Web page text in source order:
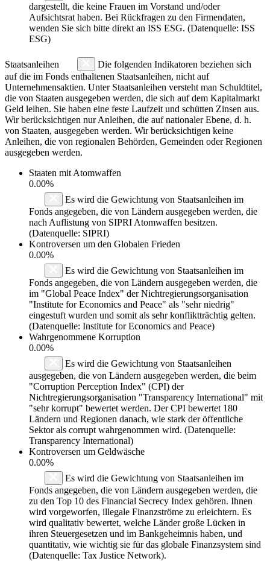
dargestellt, die keine Frauen im Vorstand und/oder
Aufsichtsrat haben. Bei Rückfragen zu den Firmendaten,
wenden Sie sich bitte direkt an ISS ESG. (Datenquelle: ISS
ESG)
Staatsanleihen
Die folgenden Indikatoren beziehen sich
auf die im Fonds enthaltenen Staatsanleihen, nicht auf
Unternehmensaktien. Unter Staatsanleihen versteht man Schuldtitel,
die von Staaten ausgegeben werden, die sich auf dem Kapitalmarkt
Geld leihen. Sie haben eine feste Laufzeit und schütten Zinsen aus.
Wir berücksichtigen nur Anleihen, die auf nationaler Ebene, d. h.
von Staaten, ausgegeben werden. Wir berücksichtigen keine
Anleihen, die von regionalen Behörden, Gemeinden oder Regionen
ausgegeben werden.
Staaten mit Atomwaffen
0.00%
Es wird die Gewichtung von Staatsanleihen im
Fonds angegeben, die von Ländern ausgegeben werden, die
nach Auflistung von SIPRI Atomwaffen besitzen.
(Datenquelle: SIPRI)
Kontroversen um den Globalen Frieden
0.00%
Es wird die Gewichtung von Staatsanleihen im
Fonds angegeben, die von Ländern ausgegeben werden, die
im "Global Peace Index" der Nichtregierungsorganisation
"Institute for Economics and Peace" als "sehr niedrig"
eingestuft wurden und somit als sehr konfliktträchtig gelten.
(Datenquelle: Institute for Economics and Peace)
Wahrgenommene Korruption
0.00%
Es wird die Gewichtung von Staatsanleihen
ausgegeben, die von Ländern ausgegeben werden, die beim
"Corruption Perception Index" (CPI) der
Nichtregierungsorganisation "Transparency International" mit
"sehr korrupt" bewertet werden. Der CPI bewertet 180
Ländern und Regionen danach, wie stark der öffentliche
Sektor als corrupt wahrgenommen wird. (Datenquelle:
Transparency International)
Kontroversen um Geldwäsche
0.00%
Es wird die Gewichtung von Staatsanleihen im
Fonds angegeben, die von Ländern ausgegeben werden, die
zu den Top 10 des Financial Secrecy Index gehören. Ihnen
wird vorgeworfen, illegale Finanzströme zu erleichtern. Es
wird qualitativ bewertet, welche Länder große Lücken in
ihren Steuergesetzen und im Bankgeheimnis haben, und
quantitativ, wie wichtig sie für das globale Finanzsystem sind
(Datenquelle: Tax Justice Network).